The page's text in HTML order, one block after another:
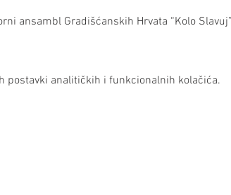
ansambl Gradišćanskih Hrvata “Kolo
sich der Sammlung, dem Arrangement und
auch heute noch eine verbreitete Art des
immateriellen Kulturerbe gehört. Mit
und Gesangsensembles sowie ein eigenes
Art in Kroatien und genießt einen exzellenten
postavki analitičkih i funkcionalnih kolačića.